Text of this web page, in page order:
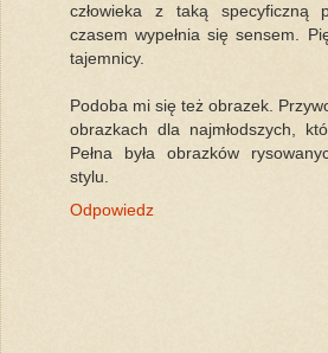
człowieka z taką specyficzną
czasem wypełnia się sensem.
tajemnicy.
Podoba mi się też obrazek.
obrazkach dla najmłodszych,
Pełna była obrazków
stylu.
Odpowiedz